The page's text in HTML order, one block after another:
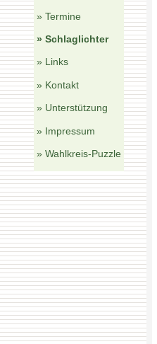
» Termine
» Schlaglichter
» Links
» Kontakt
» Unterstützung
» Impressum
» Wahlkreis-Puzzle